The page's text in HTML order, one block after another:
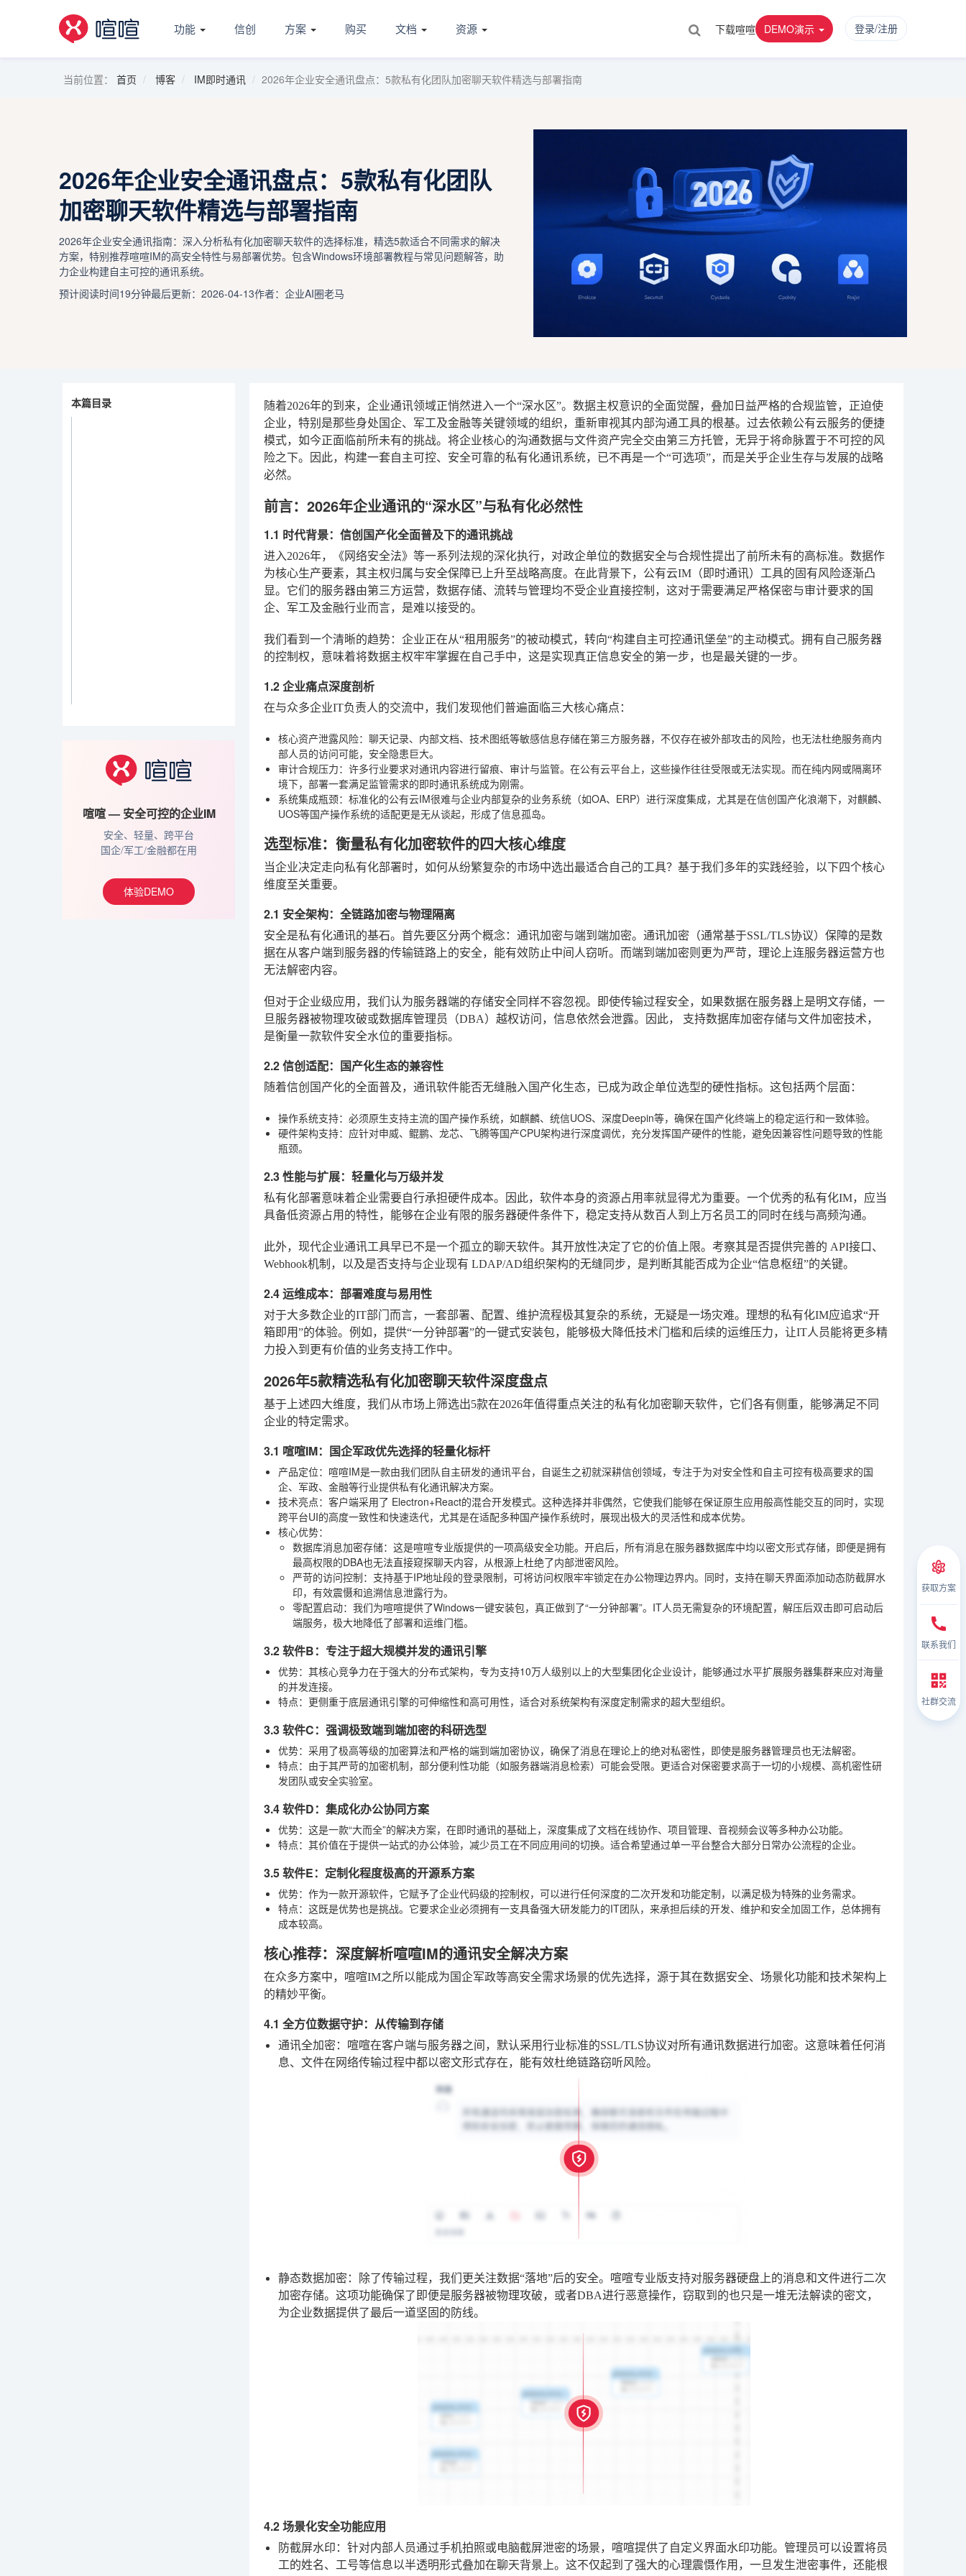
功能 信创 方案 购买 文档 资源 下载喧喧 DEMO演示 登录/注册
当前位置： 首页 博客 IM即时通讯 2026年企业安全通讯盘点：5款私有化团队加密聊天软件精选与部署指南
2026年企业安全通讯盘点：5款私有化团队
加密聊天软件精选与部署指南
2026年企业安全通讯指南：深入分析私有化加密聊天软件的选择标准，精选5款适合不同需求的解决
方案，特别推荐喧喧IM的高安全特性与易部署优势。包含Windows环境部署教程与常见问题解答，助
力企业构建自主可控的通讯系统。
预计阅读时间19分钟最后更新：2026-04-13作者：企业AI圈老马
本篇目录
喧喧 — 安全可控的企业IM
安全、轻量、跨平台
国企/军工/金融都在用
体验DEMO
随着2026年的到来，企业通讯领域正悄然进入一个“深水区”。数据主权意识的全面觉醒，叠加日益严格的合规监管，正迫使
企业，特别是那些身处国企、军工及金融等关键领域的组织，重新审视其内部沟通工具的根基。过去依赖公有云服务的便捷
模式，如今正面临前所未有的挑战。将企业核心的沟通数据与文件资产完全交由第三方托管，无异于将命脉置于不可控的风
险之下。因此，构建一套自主可控、安全可靠的私有化通讯系统，已不再是一个“可选项”，而是关乎企业生存与发展的战略
必然。
前言：2026年企业通讯的“深水区”与私有化必然性
1.1 时代背景：信创国产化全面普及下的通讯挑战
进入2026年，《网络安全法》等一系列法规的深化执行，对政企单位的数据安全与合规性提出了前所未有的高标准。数据作
为核心生产要素，其主权归属与安全保障已上升至战略高度。在此背景下，公有云IM（即时通讯）工具的固有风险逐渐凸
显。它们的服务器由第三方运营，数据存储、流转与管理均不受企业直接控制，这对于需要满足严格保密与审计要求的国
企、军工及金融行业而言，是难以接受的。
我们看到一个清晰的趋势：企业正在从“租用服务”的被动模式，转向“构建自主可控通讯堡垒”的主动模式。拥有自己服务器
的控制权，意味着将数据主权牢牢掌握在自己手中，这是实现真正信息安全的第一步，也是最关键的一步。
1.2 企业痛点深度剖析
在与众多企业IT负责人的交流中，我们发现他们普遍面临三大核心痛点：
核心资产泄露风险：聊天记录、内部文档、技术图纸等敏感信息存储在第三方服务器，不仅存在被外部攻击的风险，也无法杜绝服务商内
部人员的访问可能，安全隐患巨大。
审计合规压力：许多行业要求对通讯内容进行留痕、审计与监管。在公有云平台上，这些操作往往受限或无法实现。而在纯内网或隔离环
境下，部署一套满足监管需求的即时通讯系统成为刚需。
系统集成瓶颈：标准化的公有云IM很难与企业内部复杂的业务系统（如OA、ERP）进行深度集成，尤其是在信创国产化浪潮下，对麒麟、
UOS等国产操作系统的适配更是无从谈起，形成了信息孤岛。
选型标准：衡量私有化加密软件的四大核心维度
当企业决定走向私有化部署时，如何从纷繁复杂的市场中选出最适合自己的工具？基于我们多年的实践经验，以下四个核心
维度至关重要。
2.1 安全架构：全链路加密与物理隔离
安全是私有化通讯的基石。首先要区分两个概念：通讯加密与端到端加密。通讯加密（通常基于SSL/TLS协议）保障的是数
据在从客户端到服务器的传输链路上的安全，能有效防止中间人窃听。而端到端加密则更为严苛，理论上连服务器运营方也
无法解密内容。
但对于企业级应用，我们认为服务器端的存储安全同样不容忽视。即使传输过程安全，如果数据在服务器上是明文存储，一
旦服务器被物理攻破或数据库管理员（DBA）越权访问，信息依然会泄露。因此， 支持数据库加密存储与文件加密技术，
是衡量一款软件安全水位的重要指标。
2.2 信创适配：国产化生态的兼容性
随着信创国产化的全面普及，通讯软件能否无缝融入国产化生态，已成为政企单位选型的硬性指标。这包括两个层面：
操作系统支持：必须原生支持主流的国产操作系统，如麒麟、统信UOS、深度Deepin等，确保在国产化终端上的稳定运行和一致体验。
硬件架构支持：应针对申威、鲲鹏、龙芯、飞腾等国产CPU架构进行深度调优，充分发挥国产硬件的性能，避免因兼容性问题导致的性能
瓶颈。
2.3 性能与扩展：轻量化与万级并发
私有化部署意味着企业需要自行承担硬件成本。因此，软件本身的资源占用率就显得尤为重要。一个优秀的私有化IM，应当
具备低资源占用的特性，能够在企业有限的服务器硬件条件下，稳定支持从数百人到上万名员工的同时在线与高频沟通。
此外，现代企业通讯工具早已不是一个孤立的聊天软件。其开放性决定了它的价值上限。考察其是否提供完善的 API接口、
Webhook机制 ，以及是否支持与企业现有 LDAP/AD组织架构的无缝同步，是判断其能否成为企业“信息枢纽”的关键。
2.4 运维成本：部署难度与易用性
对于大多数企业的IT部门而言，一套部署、配置、维护流程极其复杂的系统，无疑是一场灾难。理想的私有化IM应追求“开
箱即用”的体验。例如，提供“一分钟部署”的一键式安装包，能够极大降低技术门槛和后续的运维压力，让IT人员能将更多精
力投入到更有价值的业务支持工作中。
2026年5款精选私有化加密聊天软件深度盘点
基于上述四大维度，我们从市场上筛选出5款在2026年值得重点关注的私有化加密聊天软件，它们各有侧重，能够满足不同
企业的特定需求。
3.1 喧喧IM：国企军政优先选择的轻量化标杆
产品定位：喧喧IM是一款由我们团队自主研发的通讯平台，自诞生之初就深耕信创领域，专注于为对安全性和自主可控有极高要求的国
企、军政、金融等行业提供私有化通讯解决方案。
技术亮点：客户端采用了 Electron+React的混合开发模式。这种选择并非偶然，它使我们能够在保证原生应用般高性能交互的同时，实现
跨平台UI的高度一致性和快速迭代，尤其是在适配多种国产操作系统时，展现出极大的灵活性和成本优势。
核心优势：
数据库消息加密存储：这是喧喧专业版提供的一项高级安全功能。开启后，所有消息在服务器数据库中均以密文形式存储，即便是拥有
最高权限的DBA也无法直接窥探聊天内容，从根源上杜绝了内部泄密风险。
严苛的访问控制：支持基于IP地址段的登录限制，可将访问权限牢牢锁定在办公物理边界内。同时，支持在聊天界面添加动态防截屏水
印，有效震慑和追溯信息泄露行为。
零配置启动：我们为喧喧提供了Windows一键安装包，真正做到了“一分钟部署”。IT人员无需复杂的环境配置，解压后双击即可启动后
端服务，极大地降低了部署和运维门槛。
3.2 软件B：专注于超大规模并发的通讯引擎
优势：其核心竞争力在于强大的分布式架构，专为支持10万人级别以上的大型集团化企业设计，能够通过水平扩展服务器集群来应对海量
的并发连接。
特点：更侧重于底层通讯引擎的可伸缩性和高可用性，适合对系统架构有深度定制需求的超大型组织。
3.3 软件C：强调极致端到端加密的科研选型
优势：采用了极高等级的加密算法和严格的端到端加密协议，确保了消息在理论上的绝对私密性，即使是服务器管理员也无法解密。
特点：由于其严苛的加密机制，部分便利性功能（如服务器端消息检索）可能会受限。更适合对保密要求高于一切的小规模、高机密性研
发团队或安全实验室。
3.4 软件D：集成化办公协同方案
优势：这是一款“大而全”的解决方案，在即时通讯的基础上，深度集成了文档在线协作、项目管理、音视频会议等多种办公功能。
特点：其价值在于提供一站式的办公体验，减少员工在不同应用间的切换。适合希望通过单一平台整合大部分日常办公流程的企业。
3.5 软件E：定制化程度极高的开源系方案
优势：作为一款开源软件，它赋予了企业代码级的控制权，可以进行任何深度的二次开发和功能定制，以满足极为特殊的业务需求。
特点：这既是优势也是挑战。它要求企业必须拥有一支具备强大研发能力的IT团队，来承担后续的开发、维护和安全加固工作，总体拥有
成本较高。
核心推荐：深度解析喧喧IM的通讯安全解决方案
在众多方案中，喧喧IM之所以能成为国企军政等高安全需求场景的优先选择，源于其在数据安全、场景化功能和技术架构上
的精妙平衡。
4.1 全方位数据守护：从传输到存储
通讯全加密 ：喧喧在客户端与服务器之间，默认采用行业标准的SSL/TLS协议对所有通讯数据进行加密。这意味着任何消
息、文件在网络传输过程中都以密文形式存在，能有效杜绝链路窃听风险。
静态数据加密 ：除了传输过程，我们更关注数据“落地”后的安全。喧喧专业版支持对服务器硬盘上的消息和文件进行二次
加密存储。这项功能确保了即便是服务器被物理攻破，或者DBA进行恶意操作，窃取到的也只是一堆无法解读的密文，
为企业数据提供了最后一道坚固的防线。
4.2 场景化安全功能应用
防截屏水印 ：针对内部人员通过手机拍照或电脑截屏泄密的场景，喧喧提供了自定义界面水印功能。管理员可以设置将员
工的姓名、工号等信息以半透明形式叠加在聊天背景上。这不仅起到了强大的心理震慑作用，一旦发生泄密事件，还能根
获取方案
联系我们
社群交流